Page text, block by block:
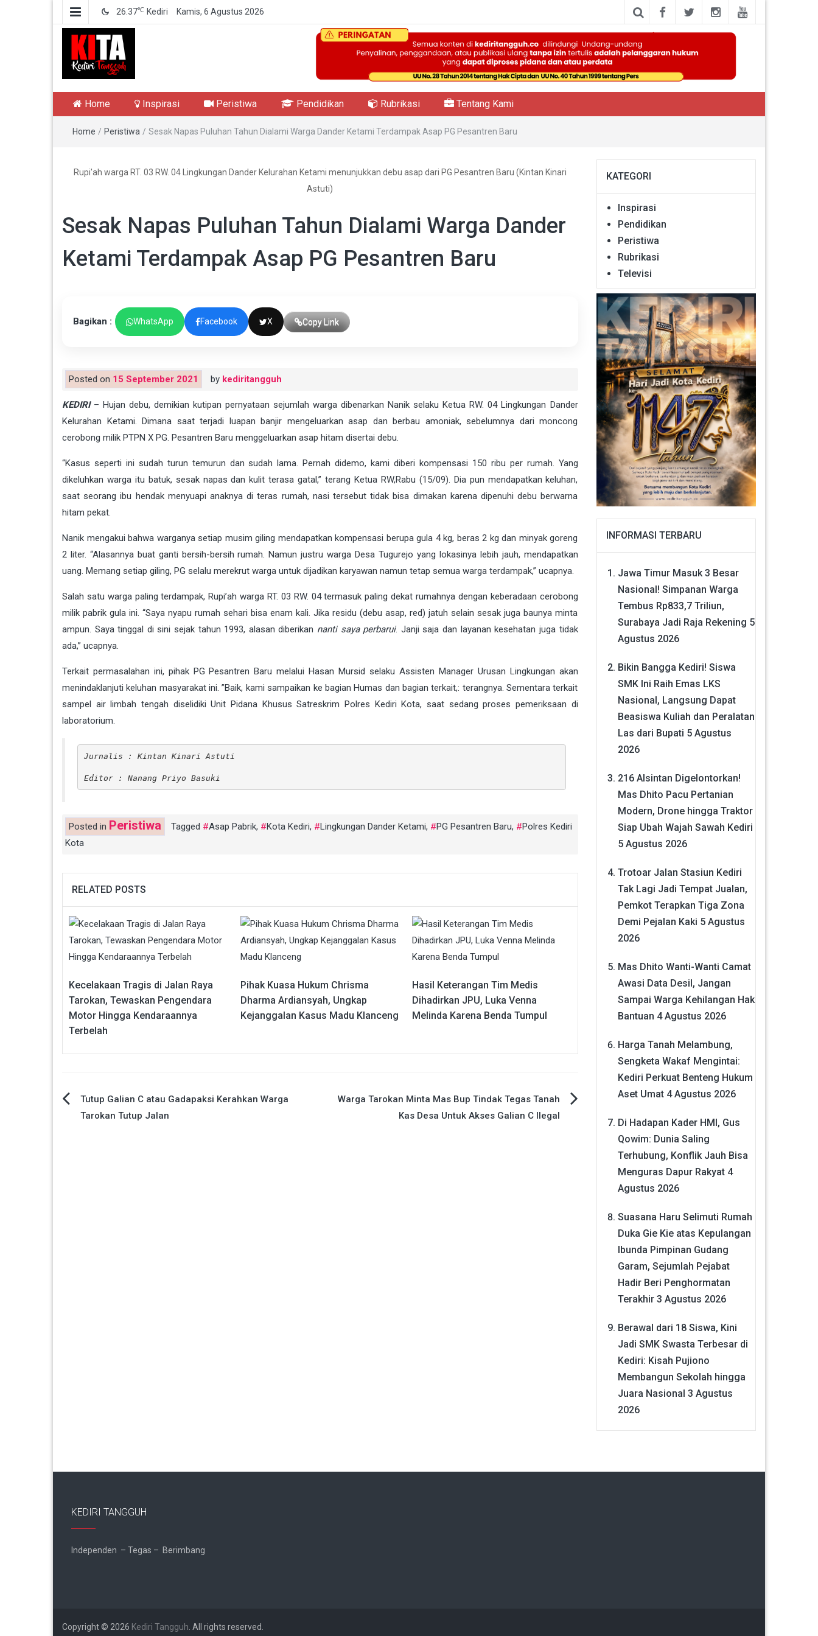
26.37℃ Kediri Kamis, 6 Agustus 2026
Kediri Tangguh
Home Inspirasi Peristiwa Pendidikan Rubrikasi Tentang Kami
Home / Peristiwa / Sesak Napas Puluhan Tahun Dialami Warga Dander Ketami Terdampak Asap PG Pesantren Baru
Rupi'ah warga RT. 03 RW. 04 Lingkungan Dander Kelurahan Ketami menunjukkan debu asap dari PG Pesantren Baru (Kintan Kinari
Astuti)
Sesak Napas Puluhan Tahun Dialami Warga Dander
Ketami Terdampak Asap PG Pesantren Baru
Bagikan : WhatsApp Facebook X Copy Link
Posted on 15 September 2021 by kediritangguh
KEDIRI– Hujan debu, demikian kutipan pernyataan sejumlah warga dibenarkan Nanik selaku Ketua RW. 04 Lingkungan Dander
Kelurahan Ketami. Dimana saat terjadi luapan banjir mengeluarkan asap dan berbau amoniak, sebelumnya dari moncong
cerobong milik PTPN X PG. Pesantren Baru menggeluarkan asap hitam disertai debu.
“Kasus seperti ini sudah turun temurun dan sudah lama. Pernah didemo, kami diberi kompensasi 150 ribu per rumah. Yang
dikeluhkan warga itu batuk, sesak napas dan kulit terasa gatal,” terang Ketua RW,Rabu (15/09). Dia pun mendapatkan keluhan,
saat seorang ibu hendak menyuapi anaknya di teras rumah, nasi tersebut tidak bisa dimakan karena dipenuhi debu berwarna
hitam pekat.
Nanik mengakui bahwa warganya setiap musim giling mendapatkan kompensasi berupa gula 4 kg, beras 2 kg dan minyak goreng
2 liter. “Alasannya buat ganti bersih-bersih rumah. Namun justru warga Desa Tugurejo yang lokasinya lebih jauh, mendapatkan
uang. Memang setiap giling, PG selalu merekrut warga untuk dijadikan karyawan namun tetap semua warga terdampak,” ucapnya.
Salah satu warga paling terdampak, Rupi’ah warga RT. 03 RW. 04 termasuk paling dekat rumahnya dengan keberadaan cerobong
milik pabrik gula ini. “Saya nyapu rumah sehari bisa enam kali. Jika residu (debu asap, red) jatuh selain sesak juga baunya minta
ampun. Saya tinggal di sini sejak tahun 1993, alasan diberikan nanti saya perbarui. Janji saja dan layanan kesehatan juga tidak
ada,” ucapnya.
Terkait permasalahan ini, pihak PG Pesantren Baru melalui Hasan Mursid selaku Assisten Manager Urusan Lingkungan akan
menindaklanjuti keluhan masyarakat ini. ”Baik, kami sampaikan ke bagian Humas dan bagian terkait,: terangnya. Sementara terkait
sampel air limbah tengah diselidiki Unit Pidana Khusus Satreskrim Polres Kediri Kota, saat sedang proses pemeriksaan di
laboratorium.
Jurnalis : Kintan Kinari Astuti
Editor : Nanang Priyo Basuki
Posted in Peristiwa Tagged Asap Pabrik, Kota Kediri, Lingkungan Dander Ketami, PG Pesantren Baru,
Polres Kediri
Kota
RELATED POSTS
Kecelakaan Tragis di Jalan Raya
Tarokan, Tewaskan Pengendara
Motor Hingga Kendaraannya
Terbelah
Pihak Kuasa Hukum Chrisma
Dharma Ardiansyah, Ungkap
Kejanggalan Kasus Madu Klanceng
Hasil Keterangan Tim Medis
Dihadirkan JPU, Luka Venna
Melinda Karena Benda Tumpul
Navigasi
Tutup Galian C atau Gadapaksi Kerahkan Warga
Tarokan Tutup Jalan
Warga Tarokan Minta Mas Bup Tindak Tegas Tanah
Kas Desa Untuk Akses Galian C Ilegal
KATEGORI
Inspirasi
Pendidikan
Peristiwa
Rubrikasi
Televisi
INFORMASI TERBARU
Jawa Timur Masuk 3 Besar
Nasional! Simpanan Warga
Tembus Rp833,7 Triliun,
Surabaya Jadi Raja Rekening 5
Agustus 2026
Bikin Bangga Kediri! Siswa
SMK Ini Raih Emas LKS
Nasional, Langsung Dapat
Beasiswa Kuliah dan Peralatan
Las dari Bupati 5 Agustus
2026
216 Alsintan Digelontorkan!
Mas Dhito Pacu Pertanian
Modern, Drone hingga Traktor
Siap Ubah Wajah Sawah Kediri
5 Agustus 2026
Trotoar Jalan Stasiun Kediri
Tak Lagi Jadi Tempat Jualan,
Pemkot Terapkan Tiga Zona
Demi Pejalan Kaki 5 Agustus
2026
Mas Dhito Wanti-Wanti Camat
Awasi Data Desil, Jangan
Sampai Warga Kehilangan Hak
Bantuan 4 Agustus 2026
Harga Tanah Melambung,
Sengketa Wakaf Mengintai:
Kediri Perkuat Benteng Hukum
Aset Umat 4 Agustus 2026
Di Hadapan Kader HMI, Gus
Qowim: Dunia Saling
Terhubung, Konflik Jauh Bisa
Menguras Dapur Rakyat 4
Agustus 2026
Suasana Haru Selimuti Rumah
Duka Gie Kie atas Kepulangan
Ibunda Pimpinan Gudang
Garam, Sejumlah Pejabat
Hadir Beri Penghormatan
Terakhir 3 Agustus 2026
Berawal dari 18 Siswa, Kini
Jadi SMK Swasta Terbesar di
Kediri: Kisah Pujiono
Membangun Sekolah hingga
Juara Nasional 3 Agustus
2026
KEDIRI TANGGUH
Independen – Tegas – Berimbang
Copyright © 2026 Kediri Tangguh . All rights reserved.